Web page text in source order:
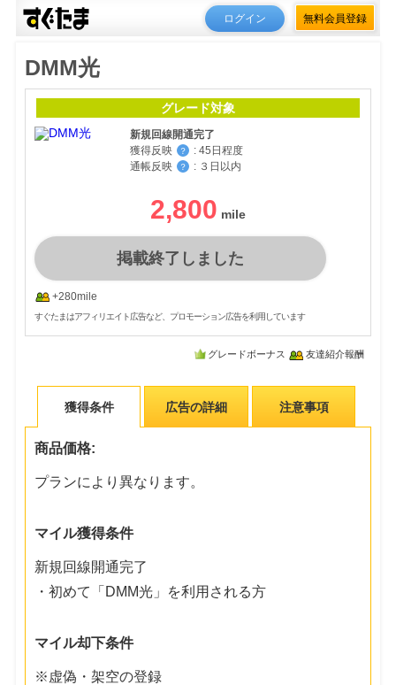
ログイン 無料会員登録
DMM光
グレード対象
新規回線開通完了
獲得反映
？ : 45日程度
通帳反映
？ : ３日以内
2,800
掲載終了しました
+280mile
すぐたまはアフィリエイト広告など、プロモーション広告を利用しています
グレードボーナス 友達紹介報酬
獲得条件 広告の詳細 注意事項
商品価格:
プランにより異なります。
マイル獲得条件
新規回線開通完了
・初めて「DMM光」を利用される方
マイル却下条件
※虚偽・架空の登録